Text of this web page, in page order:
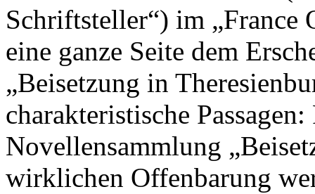
Schriftsteller“) im „France
eine ganze Seite dem
„Beisetzung in
charakteristische
Novellensammlung
wirklichen Offenbarung